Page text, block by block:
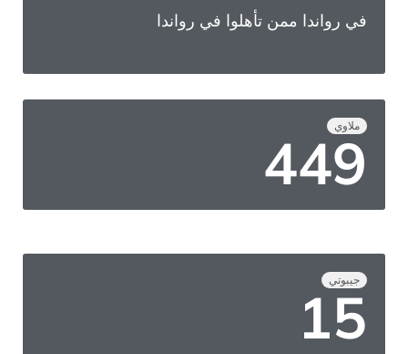
في رواندا ممن تأهلوا في رواندا
ملاوي
568
جيبوتي
19